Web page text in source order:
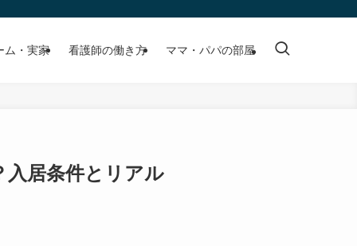
ム・実家 看護師の働き方 ママ・パパの部屋
入居条件とリアル